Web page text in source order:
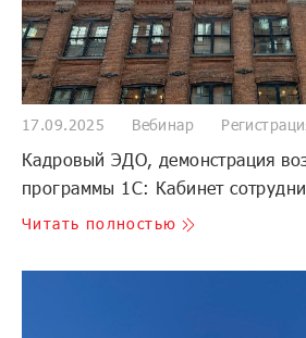
17.09.2025 Вебинар
Кадровый ЭДО, демонстрация
программы 1С: Кабинет
Читать полностью